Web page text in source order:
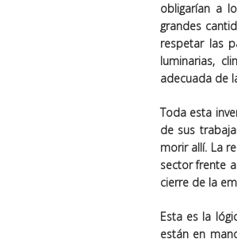
obligarían a
grandes
respetar las
luminarias,
adecuada de
Toda esta
de sus
morir allí. La
sector frente
cierre de la
Esta es la
están en